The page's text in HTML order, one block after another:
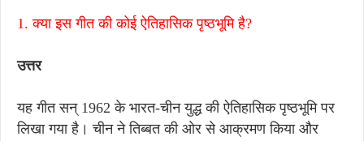
1.क्या इस गीत की कोई ऐतिहासिक पृष्ठभूमि है?
उत्तर
यह गीत सन् 1962 के भारत-चीन युद्ध की ऐतिहासिक पृष्ठभूमि पर
लिखा गया है। चीन ने तिब्बत की ओर से आक्रमण किया और